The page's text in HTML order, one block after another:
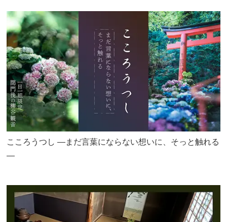
こころうつし ―まだ言葉にならない想いに、そっと触れる
―